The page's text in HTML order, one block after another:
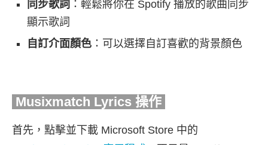
同步歌詞 ：輕鬆將你在 Spotify 播放的歌曲同步
顯示歌詞
自訂介面顏色 ：可以選擇自訂喜歡的背景顏色
Musixmatch Lyrics 操作
首先，點擊並下載 Microsoft Store 中的